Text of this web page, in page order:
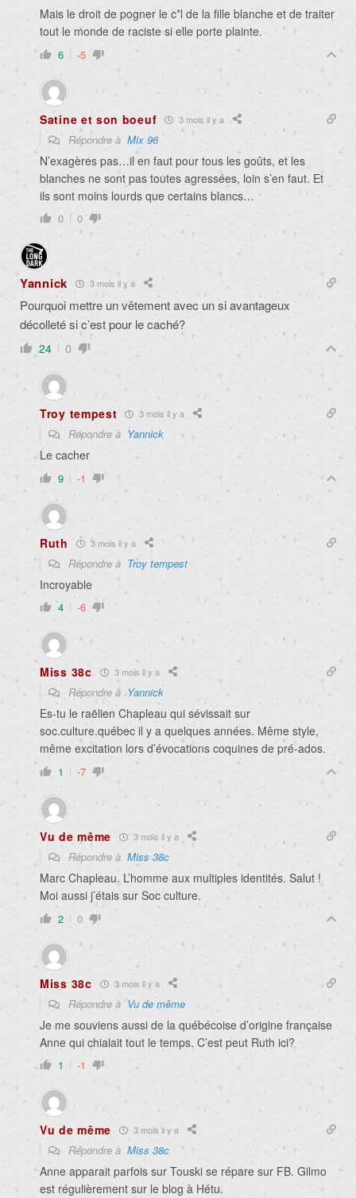
Mais le droit de pogner le c*l de la fille blanche et de traiter
tout le monde de raciste si elle porte plainte.
6 -5
Satine et son boeuf 3 mois il y a
Répondre à Mix 96
N’exagères pas…il en faut pour tous les goûts, et les
blanches ne sont pas toutes agressées, loin s’en faut. Et
ils sont moins lourds que certains blancs…
0 0
Yannick 3 mois il y a
Pourquoi mettre un vêtement avec un si avantageux
décolleté si c’est pour le caché?
24 0
Troy tempest 3 mois il y a
Répondre à Yannick
Le cacher
9 -1
Ruth 3 mois il y a
Répondre à Troy tempest
Incroyable
4 -6
Miss 38c 3 mois il y a
Répondre àYannick
Es-tu le raëlien Chapleau qui sévissait sur
soc.culture.québec il y a quelques années. Même style,
même excitation lors d’évocations coquines de pré-ados.
1 -7
Vu de même 3 mois il y a
Répondre à Miss 38c
Marc Chapleau. L’homme aux multiples identités. Salut !
Moi aussi j’étais sur Soc culture.
2 0
Miss 38c 3 mois il y a
Répondre àVu de même
Je me souviens aussi de la québécoise d’origine française
Anne qui chialait tout le temps. C’est peut Ruth ici?
1 -1
Vu de même 3 mois il y a
Répondre à Miss 38c
Anne apparait parfois sur Touski se répare sur FB. Gilmo
est régulièrement sur le blog à Hétu.